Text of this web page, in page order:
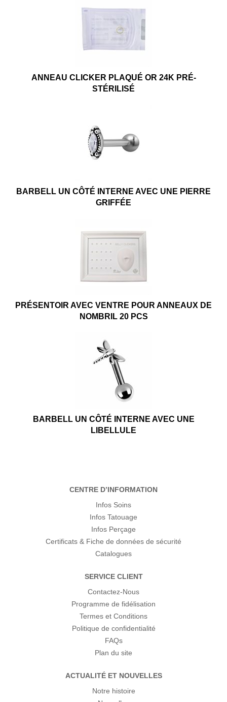
ANNEAU CLICKER PLAQUÉ OR 24K PRÉ-
STÉRILISÉ
BARBELL UN CÔTÉ INTERNE AVEC UNE PIERRE
GRIFFÉE
PRÉSENTOIR AVEC VENTRE POUR ANNEAUX DE
NOMBRIL 20 PCS
BARBELL UN CÔTÉ INTERNE AVEC UNE
LIBELLULE
CENTRE D’INFORMATION
Infos Soins
Infos Tatouage
Infos Perçage
Certificats & Fiche de données de sécurité
Catalogues
SERVICE CLIENT
Contactez-Nous
Programme de fidélisation
Termes et Conditions
Politique de confidentialité
FAQs
Plan du site
ACTUALITÉ ET NOUVELLES
Notre histoire